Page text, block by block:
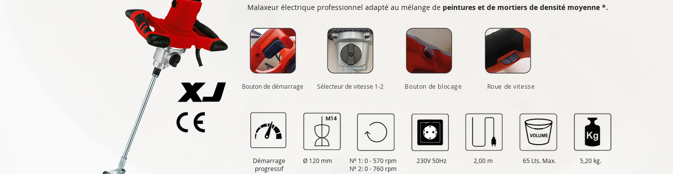
Malaxeur électrique professionnel adapté au mélange de peintures et de mortiers de densité moyenne *.
Sélecteur de vitesse 1-2
Bouton de démarrage Bouton de blocage Roue de vitesse
Démarrage
progressif
5,20 kg.
Nº 1: 0 - 570 rpm
Nº 2: 0 - 760 rpm
230V 50Hz 2,00 m 65 Lts. Max.
Ø 120 mm